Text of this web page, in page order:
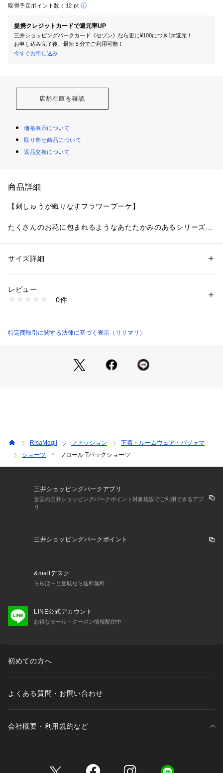
取得予定ポイント数： 12 pt
提携クレジットカードで還元率UP
三井ショッピングパークカード《セゾン》なら更に¥100につき1pt還元！
お申し込み完了後、最短５分でご利用可能！
今すぐお申し込み
店舗在庫を確認
価格表示について
取り寄せ商品について
返品交換について
商品詳細
【刺しゅうが織りなすフラワーブーケ】
たくさんのお花に包まれるようなあたたかみのあるシリーズで
ッチとやわらかく淡いトーンで、あたたかみのある印象に仕上
サイドからバック部分まで刺しゅうレースをふんだんにあしら
い、スリットとリボンを添えて華やかさをプラス。色展開は落
だけるリサマリコレクションです。
Tバックショーツは他のショーツに比べ布面積が少ないため通
気性がよく、ムレにくいため快適にご着用いただけます。ショ
＜商品仕様＞
・バック部分伸縮性：あり
＜関連アイテム＞
お揃いのアイテムは以下よりご確認ください。
・69142 ブラジャー（G・H・I）
・79141 レースショーツ
・79143 フレアショーツ
・19140 スリップ
ります。また、パソコン・スマートフォンなどの環境により、
若干製品と画像のカラーが異なる場合もございます。
性別：レディース
素材：ポリエステル・ナイロン・その他
商品番号：
N05-79144 （ショップ）
サイズ詳細
レビュー
0件
特定商取引に関する法律に基づく表示（リサマリ）
RisaMagli ファッション
下着・ルームウェア・パジャマ
ショーツ
フロール Tバックショーツ
三井ショッピングパークアプリ
全国の三井ショッピングパークポイント対象施設でご利用できるアプ
リ
三井ショッピングパークポイント
&mallデスク
ららぽーと受取なら送料無料
LINE公式アカウント
お得なセール・クーポン情報配信中
初めての方へ
よくある質問・お問い合わせ
会社概要・利用規約など